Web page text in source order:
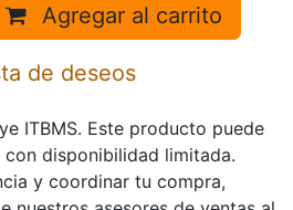
Agregar al carrito
de deseos
ITBMS. Este producto puede
disponibilidad limitada.
y coordinar tu compra,